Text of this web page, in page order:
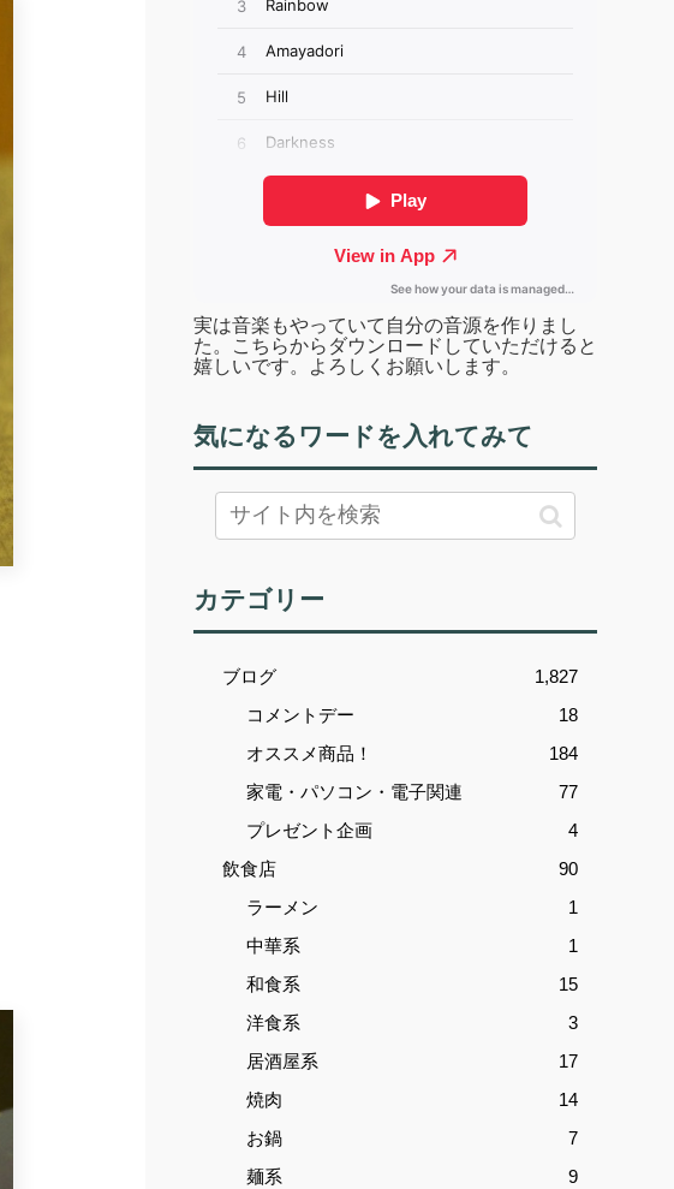
実は音楽もやっていて自分の音源を作りまし
た。こちらからダウンロードしていただけると
嬉しいです。よろしくお願いします。
気になるワードを入れてみて
カテゴリー
ブログ
1,827
コメントデー
18
オススメ商品！
184
家電・パソコン・電子関連
77
プレゼント企画
4
飲食店
90
ラーメン
1
中華系
1
和食系
15
洋食系
3
居酒屋系
17
焼肉
14
お鍋
7
麺系
9